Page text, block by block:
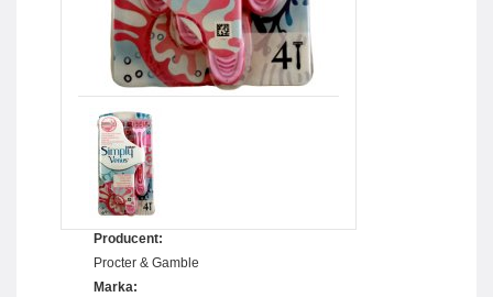
Producent:
Procter & Gamble
Marka: